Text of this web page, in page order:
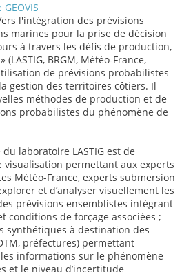
l'intégration des prévisions
marines pour la prise de décision
à travers les défis de production,
BRGM, Météo-France,
de prévisions probabilistes
gestion des territoires côtiers. Il
méthodes de production et de
probabilistes du phénomène de
laboratoire LASTIG est de
visualisation permettant aux experts
Météo-France, experts submersion
et d’analyser visuellement les
prévisions ensemblistes intégrant
conditions de forçage associées ;
synthétiques à destination des
préfectures) permettant
informations sur le phénomène
et le niveau d’incertitude